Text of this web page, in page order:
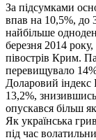
За підсумками
впав на 10,5%, до
найбільше
березня 2014
півострів Крим.
перевищувало
Доларовий індекс
13,2%,
опускався більш
Як українська
під час